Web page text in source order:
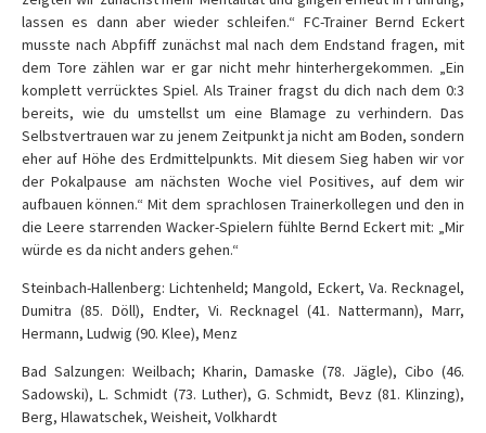
lassen es dann aber wieder schleifen.“ FC-Trainer Bernd Eckert
musste nach Abpfiff zunächst mal nach dem Endstand fragen, mit
dem Tore zählen war er gar nicht mehr hinterhergekommen. „Ein
komplett verrücktes Spiel. Als Trainer fragst du dich nach dem 0:3
bereits, wie du umstellst um eine Blamage zu verhindern. Das
Selbstvertrauen war zu jenem Zeitpunkt ja nicht am Boden, sondern
eher auf Höhe des Erdmittelpunkts. Mit diesem Sieg haben wir vor
der Pokalpause am nächsten Woche viel Positives, auf dem wir
aufbauen können.“ Mit dem sprachlosen Trainerkollegen und den in
die Leere starrenden Wacker-Spielern fühlte Bernd Eckert mit: „Mir
würde es da nicht anders gehen.“
Steinbach-Hallenberg: Lichtenheld; Mangold, Eckert, Va. Recknagel,
Dumitra (85. Döll), Endter, Vi. Recknagel (41. Nattermann), Marr,
Hermann, Ludwig (90. Klee), Menz
Bad Salzungen: Weilbach; Kharin, Damaske (78. Jägle), Cibo (46.
Sadowski), L. Schmidt (73. Luther), G. Schmidt, Bevz (81. Klinzing),
Berg, Hlawatschek, Weisheit, Volkhardt